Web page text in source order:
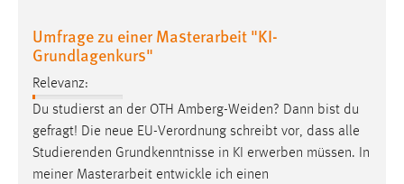
Umfrage zu einer Masterarbeit "KI-
Grundlagenkurs"
Relevanz:
Du studierst an der OTH Amberg-Weiden? Dann bist du
gefragt! Die neue EU-Verordnung schreibt vor, dass alle
Studierenden Grundkenntnisse in KI erwerben müssen. In
meiner Masterarbeit entwickle ich einen